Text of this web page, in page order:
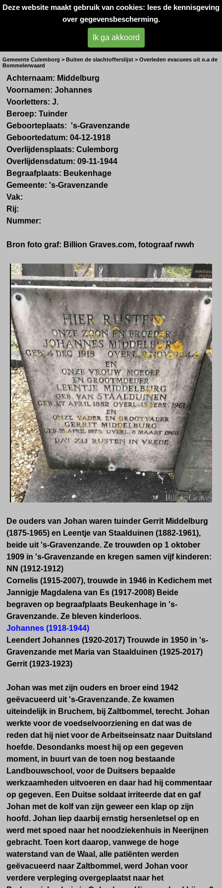
Deze website maakt gebruik van cookies: lees de kennisgeving
over gegevensbescherming.
Ik ga akkoord
Oorlogsslachtoffers
West- Betuwe
Dhr. J. Middelburg uit Kerkwijk
Gemeente Culemborg > Buiten de slachtofferslijst > Overleden evacuees uit o.a de
Bommelerwaard
Achternaam: Middelburg
Voornamen: Johannes
Voorletters: J.
Beroep: Tuinder
Geboorteplaats: 's-Gravenzande
Geboortedatum: 04-12-1918
Overlijdensplaats: Culemborg
Overlijdensdatum: 09-11-1944
Begraafplaats: Beukenhage
Gemeente: 's-Gravenzande
Vak:
Rij:
Nummer:
Bron foto graf: Billion Graves.com, fotograaf rwwh
De ouders van Johan waren tuinder Gerrit Middelburg
(1875-1965) en Leentje van Staalduinen (1882-1961),
beide uit 's-Gravenzande. Ze trouwden op 1 oktober
1909 in 's-Gravenzande en kregen samen vijf kinderen:
NN (1912-1912)
Cornelis (1915-2007), trouwde in 1946 in Kedichem met
Jannigje Magdalena van Es (1917-2008) Beide
begraven op begraafplaats Beukenhage in 's-
Gravenzande. Ze bleven kinderloos.
Johannes (1918-1944)
Leendert Johannes (1920-2017) Trouwde in 1950 in 's-
Gravenzande met Maria van Staalduinen (1925-2017)
Gerrit (1923-1923)
Johan was met zijn ouders en broer eind 1942
geëvacueerd uit 's-Gravenzande. Ze kwamen
uiteindelijk in Bruchem, bij Zaltbommel, terecht. Johan
werkte voor de voedselvoorziening en dat was de
reden dat hij niet voor de Arbeitseinsatz naar Duitsland
hoefde. Desondanks moest hij op een gegeven
moment, in buurt van de toen nog bestaande
Landbouwschool, voor de Duitsers bepaalde
werkzaamheden uitvoeren en daar had hij commentaar
op gegeven. Een Duitse soldaat irriteerde dat en gaf
Johan met de kolf van zijn geweer een klap op zijn
hoofd. Johan liep daarbij ernstig hersenletsel op en
werd met spoed naar het noodziekenhuis in Neerijnen
gebracht. Toen kort daarop, vanwege de hoge
waterstand van de Waal, alle patiënten werden
geëvacueerd naar Zaltbommel, werd Johan voor
verdere verpleging overgeplaatst naar het